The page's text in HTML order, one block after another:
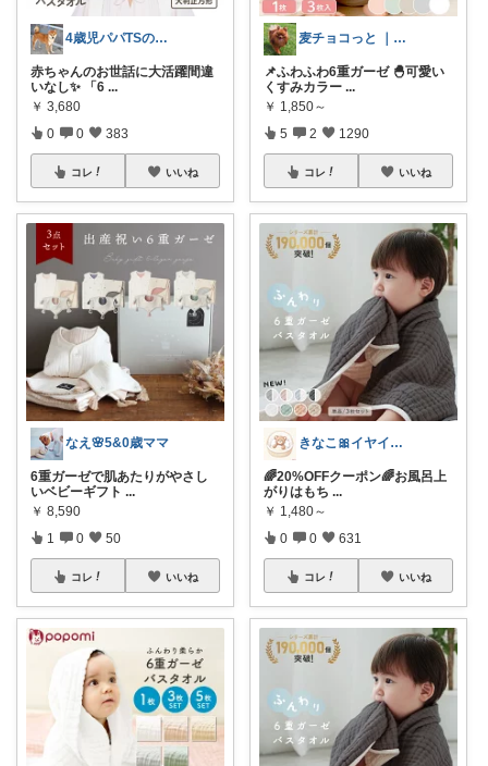
4歳児パパTSの育児おたすけROOM🎁
赤ちゃんのお世話に大活躍間違
いなし✨ 「6 ...
￥ 3,680
0 0 383
コレ いいね
なえ🌸5&0歳ママ
6重ガーゼで肌あたりがやさし
いベビーギフト ...
￥ 8,590
1 0 50
コレ いいね
麦チョコっと ｜ キッズ＆ベビー 夏
📌ふわふわ6重ガーゼ 🐣可愛い
くすみカラー ...
￥ 1,850～
5 2 1290
コレ いいね
きなこ🎀イヤイヤ期育児中
🌈20%OFFクーポン🌈お風呂上
がりはもち ...
￥ 1,480～
0 0 631
コレ いいね